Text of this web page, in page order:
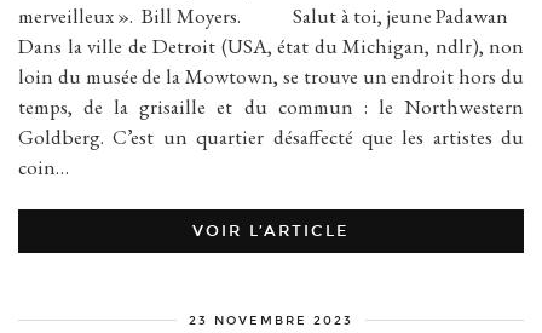
merveilleux ». Bill Moyers. Salut à toi, jeune Padawan
Dans la ville de Detroit (USA, état du Michigan, ndlr), non
loin du musée de la Mowtown, se trouve un endroit hors du
temps, de la grisaille et du commun : le Northwestern
Goldberg. C’est un quartier désaffecté que les artistes du
coin…
VOIR L’ARTICLE
23 NOVEMBRE 2023